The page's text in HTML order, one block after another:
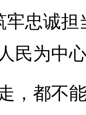
牢忠诚
民为中
，都不